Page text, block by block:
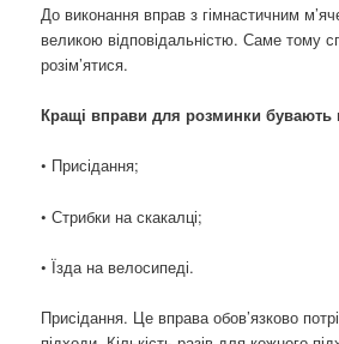
До виконання вправ з гімнастичним
великою відповідальністю. Саме тому
розім’ятися.
Кращі вправи для розминки бувають
• Присідання;
• Стрибки на скакалці;
• Їзда на велосипеді.
Присідання. Це вправа обов’язково